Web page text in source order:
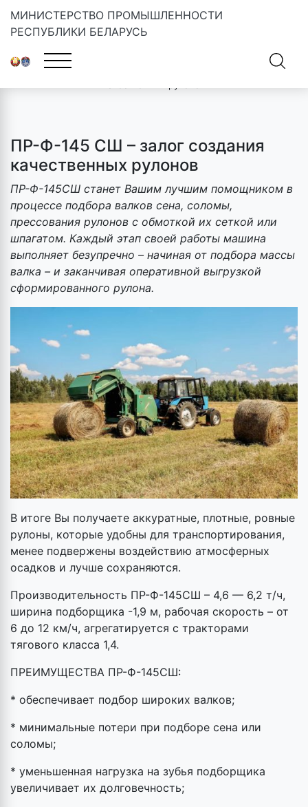
МИНИСТЕРСТВО ПРОМЫШЛЕННОСТИ
РЕСПУБЛИКИ БЕЛАРУСЬ
Главная
ПР-Ф-145 СШ – залог создания
качественных рулонов
ПР-Ф-145СШ станет Вашим лучшим помощником в
процессе подбора валков сена, соломы,
прессования рулонов с обмоткой их сеткой или
шпагатом. Каждый этап своей работы машина
выполняет безупречно – начиная от подбора массы
валка – и заканчивая оперативной выгрузкой
сформированного рулона.
В итоге Вы получаете аккуратные, плотные, ровные
рулоны, которые удобны для транспортирования,
менее подвержены воздействию атмосферных
осадков и лучше сохраняются.
Производительность ПР-Ф-145СШ – 4,6 — 6,2 т/ч,
ширина подборщика -1,9 м, рабочая скорость – от
6 до 12 км/ч, агрегатируется с тракторами
тягового класса 1,4.
ПРЕИМУЩЕСТВА ПР-Ф-145СШ:
* обеспечивает подбор широких валков;
* минимальные потери при подборе сена или
соломы;
* уменьшенная нагрузка на зубья подборщика
увеличивает их долговечность;